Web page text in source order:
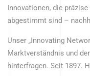
Innovationen, die
abgestimmt sind –
Unser „Innovating
Marktverständnis und
hinterfragen. Seit 1897.